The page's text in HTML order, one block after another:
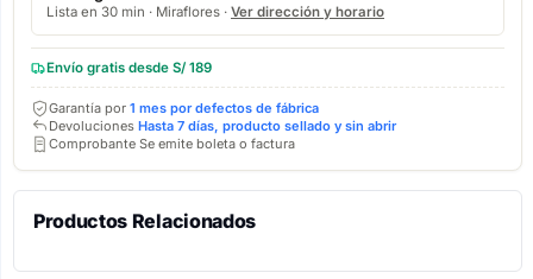
Lista en 30 min · Miraflores · Ver dirección y horario
Envío gratis desde S/ 189
Garantía por 1 mes por defectos de fábrica
Devoluciones Hasta 7 días, producto sellado y sin abrir
Comprobante Se emite boleta o factura
Productos Relacionados